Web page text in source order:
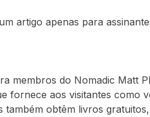
artigo apenas para
membros do Nomadic Matt
fornece aos visitantes como
também obtêm livros